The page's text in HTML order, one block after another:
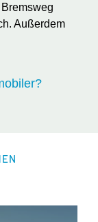
Außerdem